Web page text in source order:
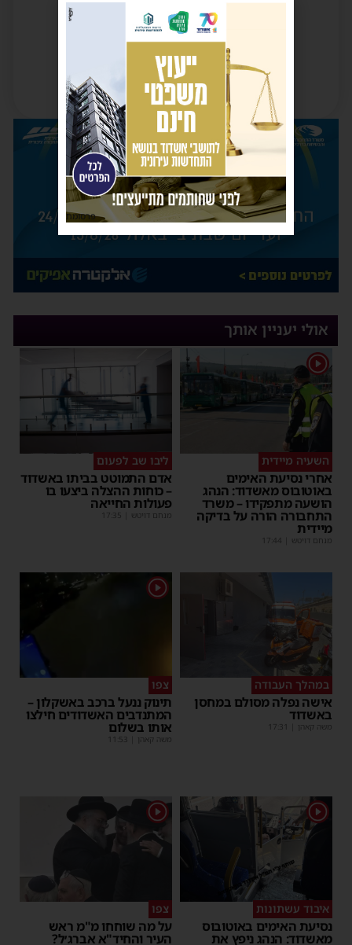
אולי יעניין אותך
1
השעיה מיידית
אחרי נסיעת האימים
באוטובוס מאשדוד: הנהג
הושעה מתפקידו – משרד
התחבורה הורה על בדיקה
מיידית
מנחם דויטש 17:44
ליבו שב לפעום
אדם התמוטט בביתו באשדוד
– כוחות ההצלה ביצעו בו
פעולות החייאה
מנחם דויטש 17:35
במהלך העבודה
אישה נפלה מסולם במחסן
באשדוד
משה קאהן 17:31
1
צפו
תינוק ננעל ברכב באשקלון –
המתנדבים האשדודים חילצו
אותו בשלום
משה קאהן 11:53
1
איבוד עשתונות
נסיעת האימים באוטובוס
מאשדוד: הנהג ניפץ את
1
צפו
על מה שוחחו מ"מ ראש
העיר והחיד"א אברג׳ל?
פרסומת